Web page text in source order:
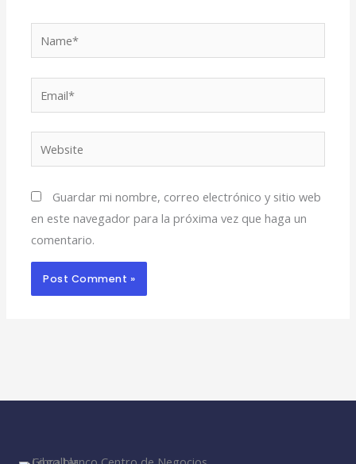
Website
Guardar mi nombre, correo electrónico y sitio web
en este navegador para la próxima vez que haga un
comentario.